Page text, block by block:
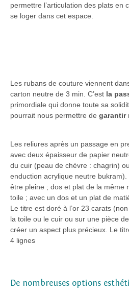
permettre l’articulation des plats en
se loger dans cet espace.
Les rubans de couture viennent
carton neutre de 3 min. C’est la
primordiale qui donne toute sa
pourrait nous permettre de garantir
Les reliures après un passage en
avec deux épaisseur de papier
du cuir (peau de chèvre : chagrin)
enduction acrylique neutre
être pleine ; dos et plat de la même
toile ; avec un dos et un plat de
Le titre est doré à l’or 23 carats
la toile ou le cuir ou sur une pièce
créer un aspect plus précieux. Le
4 lignes
De nombreuses options